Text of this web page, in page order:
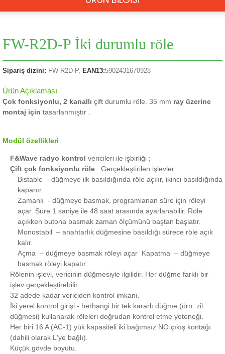
FW-R2D-P İki durumlu röle
Sipariş dizini: FW-R2D-P, EAN13:5902431670928
Ürün Açıklaması
Çok fonksiyonlu, 2 kanallı çift durumlu röle. 35 mm ray üzerine
montaj için tasarlanmıştır
Modül özellikleri
F&Wave radyo kontrol vericileri ile işbirliği ;
Çift çok fonksiyonlu röle
Gerçekleştirilen işlevler:
Bistable - düğmeye ilk basıldığında röle açılır, ikinci basıldığında
kapanır.
Zamanlı - düğmeye basmak, programlanan süre için röleyi
açar. Süre 1 saniye ile 48 saat arasında ayarlanabilir. Röle
açıkken butona basmak zaman ölçümünü baştan başlatır.
Monostabil – anahtarlık düğmesine basıldığı sürece röle açık
kalır.
Açma – düğmeye basmak röleyi açar Kapatma – düğmeye
basmak röleyi kapatır.
Rölenin işlevi, vericinin düğmesiyle ilgilidir. Her düğme farklı bir
işlev gerçekleştirebilir.
32 adede kadar vericiden kontrol imkanı.
İki yerel kontrol girişi - herhangi bir tek kararlı düğme (örn. zil
düğmesi) kullanarak röleleri doğrudan kontrol etme yeteneği.
Her biri 16 A (AC-1) yük kapasiteli iki bağımsız NO çıkış kontağı
(dahili olarak L'ye bağlı).
Küçük gövde boyutu.